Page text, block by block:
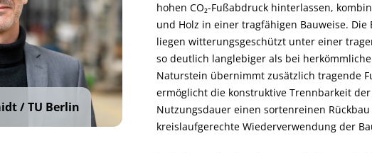
/ TU Berlin
hohe Anforderungen
und
steht ein neues,
den Brückenbau zur
Verfügung.“
hohen CO₂-Fußabdruck hinterlassen,
und Holz in einer tragfähigen Bauweise.
liegen witterungsgeschützt unter einer
so deutlich langlebiger als bei
Naturstein übernimmt zusätzlich tragende
ermöglicht die konstruktive Trennbarkeit
Nutzungsdauer einen sortenreinen
kreislaufgerechte Wiederverwendung der